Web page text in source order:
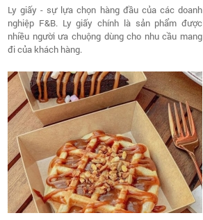
Ly giấy - sự lựa chọn hàng đầu của các doanh
nghiệp F&B. Ly giấy chính là sản phẩm được
nhiều người ưa chuộng dùng cho nhu cầu mang
đi của khách hàng.